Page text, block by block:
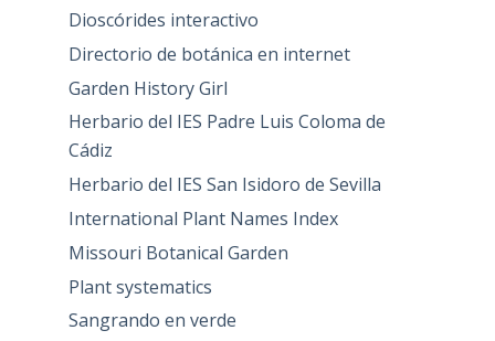
Dioscórides interactivo
Directorio de botánica en internet
Garden History Girl
Herbario del IES Padre Luis Coloma de
Cádiz
Herbario del IES San Isidoro de Sevilla
International Plant Names Index
Missouri Botanical Garden
Plant systematics
Sangrando en verde